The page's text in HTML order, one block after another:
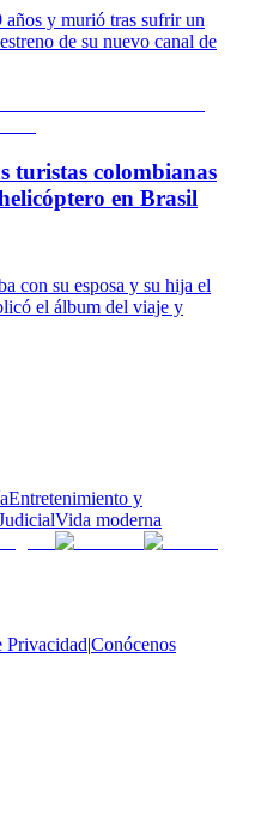
y murió tras sufrir un
de su nuevo canal de
turistas colombianas
en Brasil
con su esposa y su hija el
el álbum del viaje y
Entretenimiento y
Vida moderna
Privacidad|Conócenos